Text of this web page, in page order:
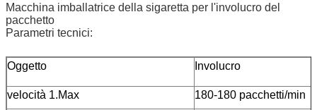
Macchina imballatrice della sigaretta per l'involucro del
pacchetto
Parametri tecnici:
Oggetto Involucro
velocità 1.Max
180-180 pacchetti/min